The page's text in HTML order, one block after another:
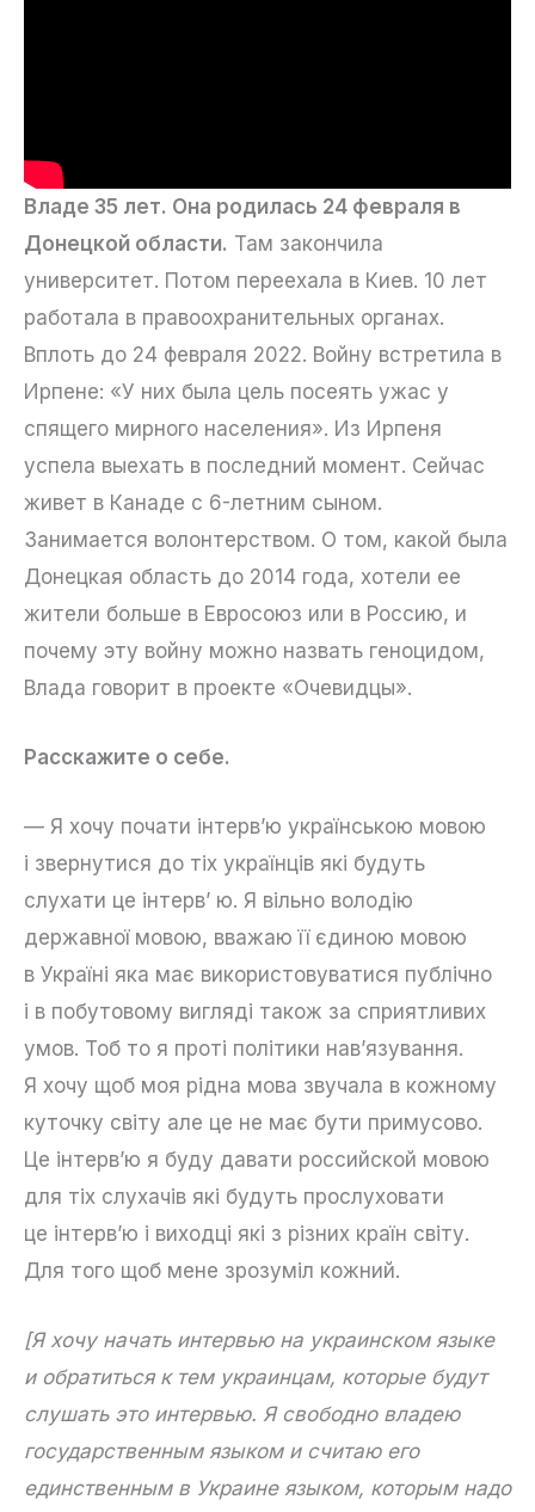
Владе 35 лет. Она родилась 24 февраля в
Донецкой области. Там закончила
университет. Потом переехала в Киев. 10 лет
работала в правоохранительных органах.
Вплоть до 24 февраля 2022. Войну встретила в
Ирпене: «У них была цель посеять ужас у
спящего мирного населения». Из Ирпеня
успела выехать в последний момент. Сейчас
живет в Канаде с 6-летним сыном.
Занимается волонтерством. О том, какой была
Донецкая область до 2014 года, хотели ее
жители больше в Евросоюз или в Россию, и
почему эту войну можно назвать геноцидом,
Влада говорит в проекте «Очевидцы».
Расскажите о себе.
— Я хочу почати інтерв’ю українською мовою
і звернутися до тіх українців які будуть
слухати це інтерв’ ю. Я вільно володію
державної мовою, вважаю її єдиною мовою
в Україні яка має використовуватися публічно
і в побутовому вигляді також за сприятливих
умов. Тоб то я проті політики нав’язування.
Я хочу щоб моя рідна мова звучала в кожному
куточку світу але це не має бути примусово.
Це інтерв’ю я буду давати российской мовою
для тіх слухачів які будуть прослуховати
це інтерв’ю і виходці які з різних країн світу.
Для того щоб мене зрозуміл кожний.
[Я хочу начать интервью на украинском языке
и обратиться к тем украинцам, которые будут
слушать это интервью. Я свободно владею
государственным языком и считаю его
единственным в Украине языком, которым надо